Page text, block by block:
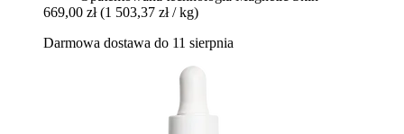
669,00 zł (1 503,37 zł / kg)
Darmowa dostawa do 11 sierpnia